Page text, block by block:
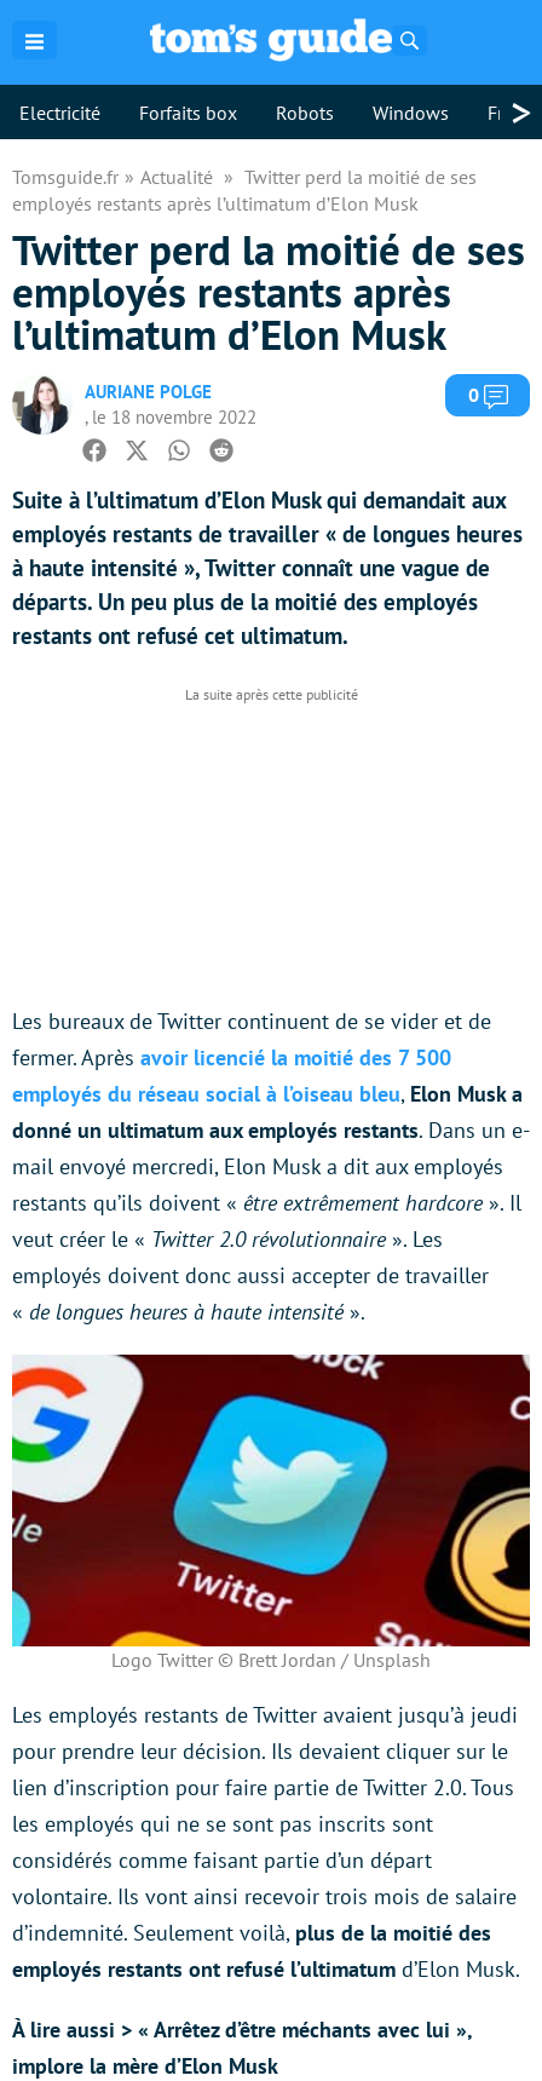
Electricité Forfaits box Robots Windows >
Tomsguide.fr Actualité
Twitter perd la moitié de ses
employés restants après l’ultimatum d’Elon Musk
Twitter perd la moitié de ses
employés restants après
l’ultimatum d’Elon Musk
AURIANE POLGE
, le 18 novembre 2022
0
Facebook
TwitterWhatsapp
Reddit
Suite à l’ultimatum d’Elon Musk qui demandait aux
employés restants de travailler « de longues heures
à haute intensité », Twitter connaît une vague de
départs. Un peu plus de la moitié des employés
restants ont refusé cet ultimatum.
Les bureaux de Twitter continuent de se vider et de
fermer. Après avoir licencié la moitié des 7 500
employés du réseau social à l’oiseau bleu, Elon Musk a
donné un ultimatum aux employés restants. Dans un e-
mail envoyé mercredi, Elon Musk a dit aux employés
restants qu’ils doivent « être extrêmement hardcore». Il
veut créer le « Twitter 2.0 révolutionnaire». Les
employés doivent donc aussi accepter de travailler
« de longues heures à haute intensité».
Logo Twitter © Brett Jordan / Unsplash
Les employés restants de Twitter avaient jusqu’à jeudi
pour prendre leur décision. Ils devaient cliquer sur le
lien d’inscription pour faire partie de Twitter 2.0. Tous
les employés qui ne se sont pas inscrits sont
considérés comme faisant partie d’un départ
volontaire. Ils vont ainsi recevoir trois mois de salaire
d’indemnité. Seulement voilà, plus de la moitié des
employés restants ont refusé l’ultimatum d’Elon Musk.
À lire aussi > « Arrêtez d’être méchants avec lui »,
implore la mère d’Elon Musk